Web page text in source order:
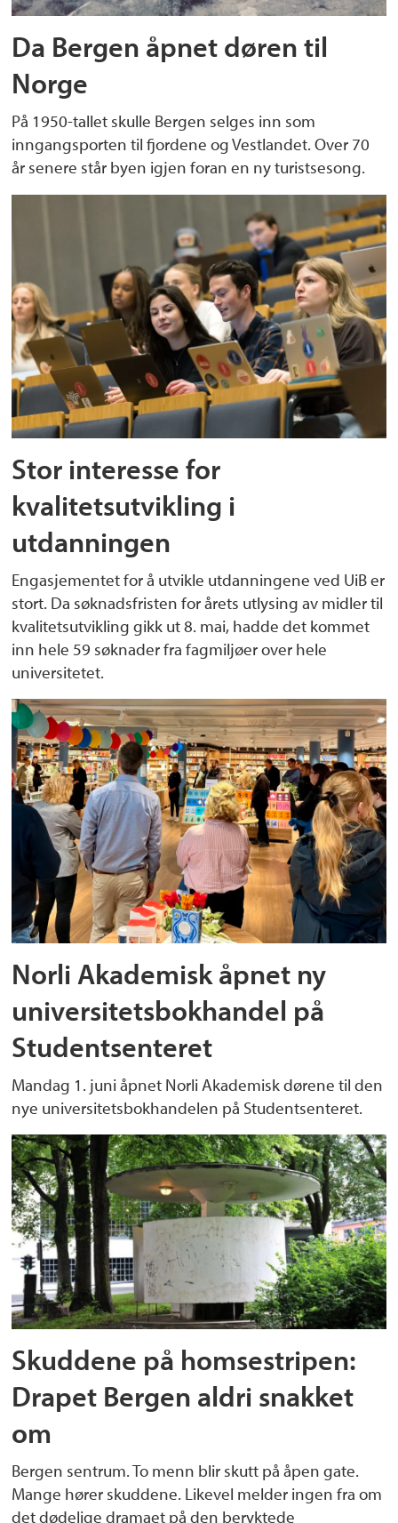
Da Bergen åpnet døren til
Norge
På 1950-tallet skulle Bergen selges inn som
inngangsporten til fjordene og Vestlandet. Over 70
år senere står byen igjen foran en ny turistsesong.
Stor interesse for
kvalitetsutvikling i
utdanningen
Engasjementet for å utvikle utdanningene ved UiB er
stort. Da søknadsfristen for årets utlysing av midler til
kvalitetsutvikling gikk ut 8. mai, hadde det kommet
inn hele 59 søknader fra fagmiljøer over hele
universitetet.
Norli Akademisk åpnet ny
universitetsbokhandel på
Studentsenteret
Mandag 1. juni åpnet Norli Akademisk dørene til den
nye universitetsbokhandelen på Studentsenteret.
Skuddene på homsestripen:
Drapet Bergen aldri snakket
om
Bergen sentrum. To menn blir skutt på åpen gate.
Mange hører skuddene. Likevel melder ingen fra om
det dødelige dramaet på den beryktede